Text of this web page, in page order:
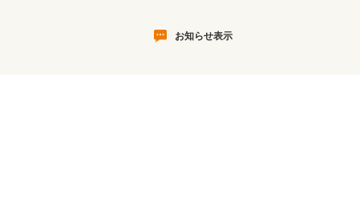
お知らせ表示